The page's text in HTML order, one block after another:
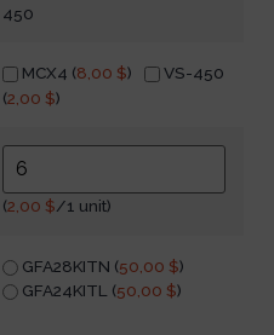
450
MCX4 (8,00 $)
VS-450
(2,00 $)
(2,00 $/1 unit)
GFA28KITN (50,00 $)
GFA24KITL (50,00 $)